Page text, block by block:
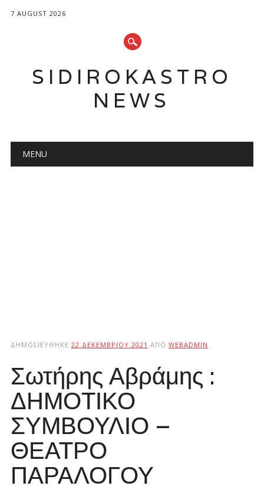
7 AUGUST 2026
SIDIROKASTRO
NEWS
Main menu
MENU
ΔΗΜΟΣΙΕΎΘΗΚΕ 22 ΔΕΚΕΜΒΡΊΟΥ 2021 ΑΠΌ WEBADMIN
Σωτήρης Αβράμης :
ΔΗΜΟΤΙΚΟ
ΣΥΜΒΟΥΛΙΟ –
ΘΕΑΤΡΟ
ΠΑΡΑΛΟΓΟΥ